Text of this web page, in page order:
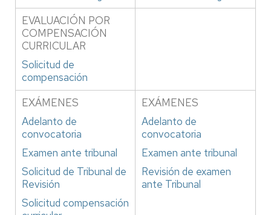
EVALUACIÓN POR
COMPENSACIÓN
CURRICULAR
Solicitud de
compensación
EXÁMENES
Adelanto de
convocatoria
Examen ante tribunal
Solicitud de Tribunal de
Revisión
Solicitud compensación
EXÁMENES
Adelanto de
convocatoria
Examen ante tribunal
Revisión de examen
ante Tribunal